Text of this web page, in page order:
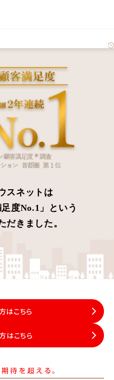
スネットは
度No.1」という
だきました。
はこちら
はこちら